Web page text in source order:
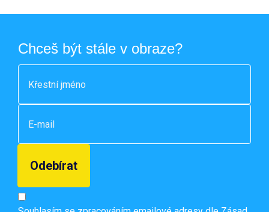
Chceš být stále v obraze?